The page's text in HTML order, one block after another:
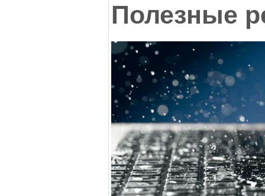
Полезные